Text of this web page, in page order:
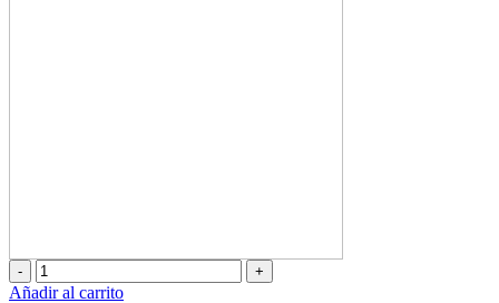
TFM-
075
Añadir al carrito